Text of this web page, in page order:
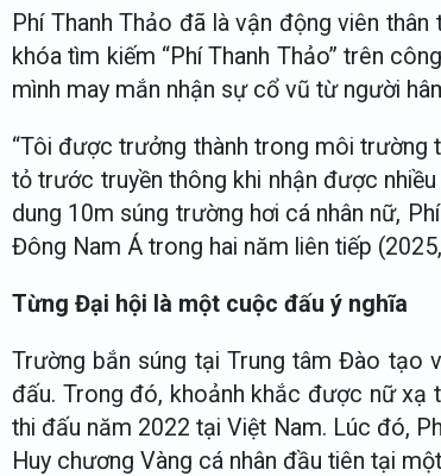
Phí Thanh Thảo đã là vận động viên
khóa tìm kiếm “Phí Thanh Thảo” trên
mình may mắn nhận sự cổ vũ từ người
“Tôi được trưởng thành trong môi trường
tỏ trước truyền thông khi nhận được
dung 10m súng trường hơi cá nhân nữ,
Đông Nam Á trong hai năm liên tiếp
Từng Đại hội là một cuộc đấu ý nghĩa
Trường bắn súng tại Trung tâm Đào tạo
đấu. Trong đó, khoảnh khắc được nữ xạ
thi đấu năm 2022 tại Việt Nam. Lúc đó,
Huy chương Vàng cá nhân đầu tiên tại